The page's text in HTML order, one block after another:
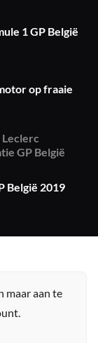
1 GP België
op fraaie
GP België
België 2019
maar aan te